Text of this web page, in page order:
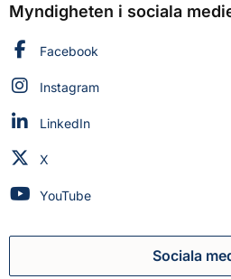
Myndigheten i sociala
Myndigheten för civilt försvar på
Facebook
Myndigheten för civilt försvar på
Instagram
Myndigheten för civilt försvar på
LinkedIn
Myndigheten för civilt försvar på
X
Myndigheten för civilt försvar på
YouTube
Sociala